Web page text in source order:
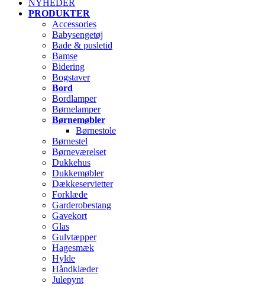
NYHEDER
PRODUKTER
Accessories
Babysengetøj
Bade & pusletid
Bamse
Bidering
Bogstaver
Bord
Bordlamper
Børnelamper
Børnemøbler
Børnestole
Børnestel
Børneværelset
Dukkehus
Dukkemøbler
Dækkeservietter
Forklæde
Garderobestang
Gavekort
Glas
Gulvtæpper
Hagesmæk
Hylde
Håndklæder
Julepynt